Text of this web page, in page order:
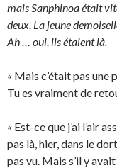
mais Sanphinoa était
deux. La jeune
Ah … oui, ils étaient là.
« Mais c’était pas une
Tu es vraiment de
« Est-ce que j’ai l’air
pas là, hier, dans le
pas vu. Mais s’il y